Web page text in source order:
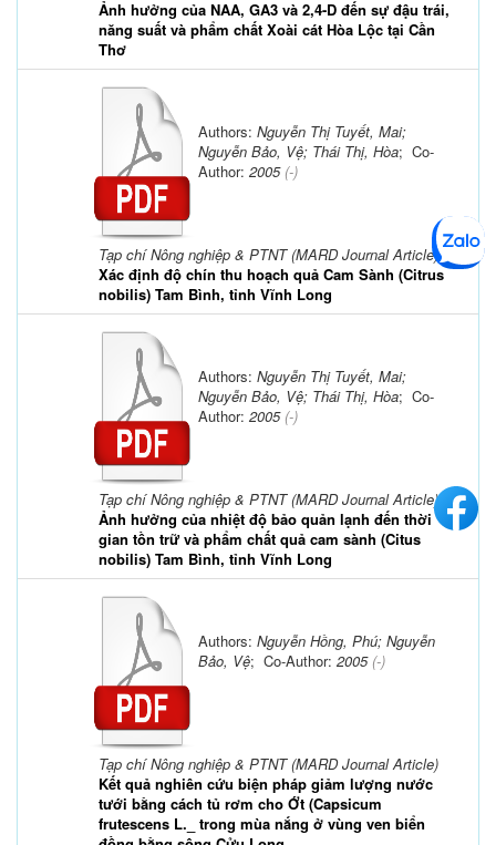
Ảnh hưởng của NAA, GA3 và 2,4-D đến sự đậu trái,
năng suất và phẩm chất Xoài cát Hòa Lộc tại Cần
Thơ
Tạp chí Nông nghiệp & PTNT (MARD Journal Article)
Xác định độ chín thu hoạch quả Cam Sành (Citrus
nobilis) Tam Bình, tỉnh Vĩnh Long
Authors: Nguyễn Thị Tuyết, Mai;
Nguyễn Bảo, Vệ; Thái Thị, Hòa; Co-
Author: 2005(-)
Tạp chí Nông nghiệp & PTNT (MARD Journal Article)
Ảnh hưởng của nhiệt độ bảo quản lạnh đến thời
gian tồn trữ và phẩm chất quả cam sành (Citus
nobilis) Tam Bình, tỉnh Vĩnh Long
Authors: Nguyễn Thị Tuyết, Mai;
Nguyễn Bảo, Vệ; Thái Thị, Hòa; Co-
Author: 2005(-)
Tạp chí Nông nghiệp & PTNT (MARD Journal Article)
Kết quả nghiên cứu biện pháp giảm lượng nước
tưới bằng cách tủ rơm cho Ớt (Capsicum
frutescens L._ trong mùa nắng ở vùng ven biển
Authors: Nguyễn Hồng, Phú; Nguyễn
Bảo, Vệ; Co-Author: 2005(-)